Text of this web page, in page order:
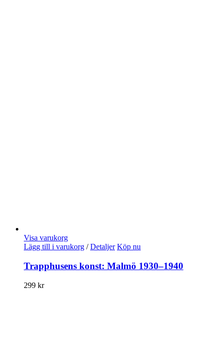
Visa varukorg
Lägg till i varukorg / Detaljer Köp nu
Trapphusens konst: Malmö 1930–1940
299 kr